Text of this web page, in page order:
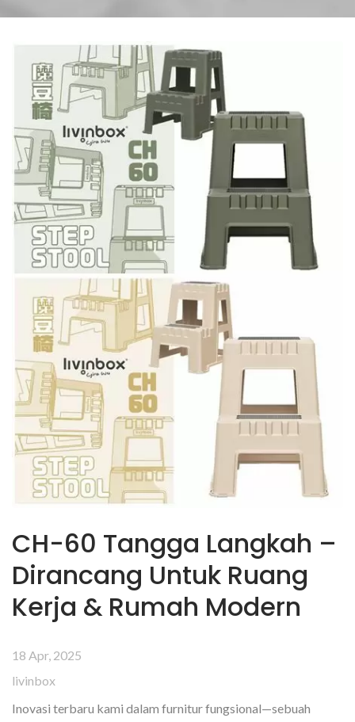
CH-60 Tangga Langkah –
Dirancang Untuk Ruang
Kerja & Rumah Modern
18 Apr, 2025
livinbox
Inovasi terbaru kami dalam furnitur fungsional—sebuah